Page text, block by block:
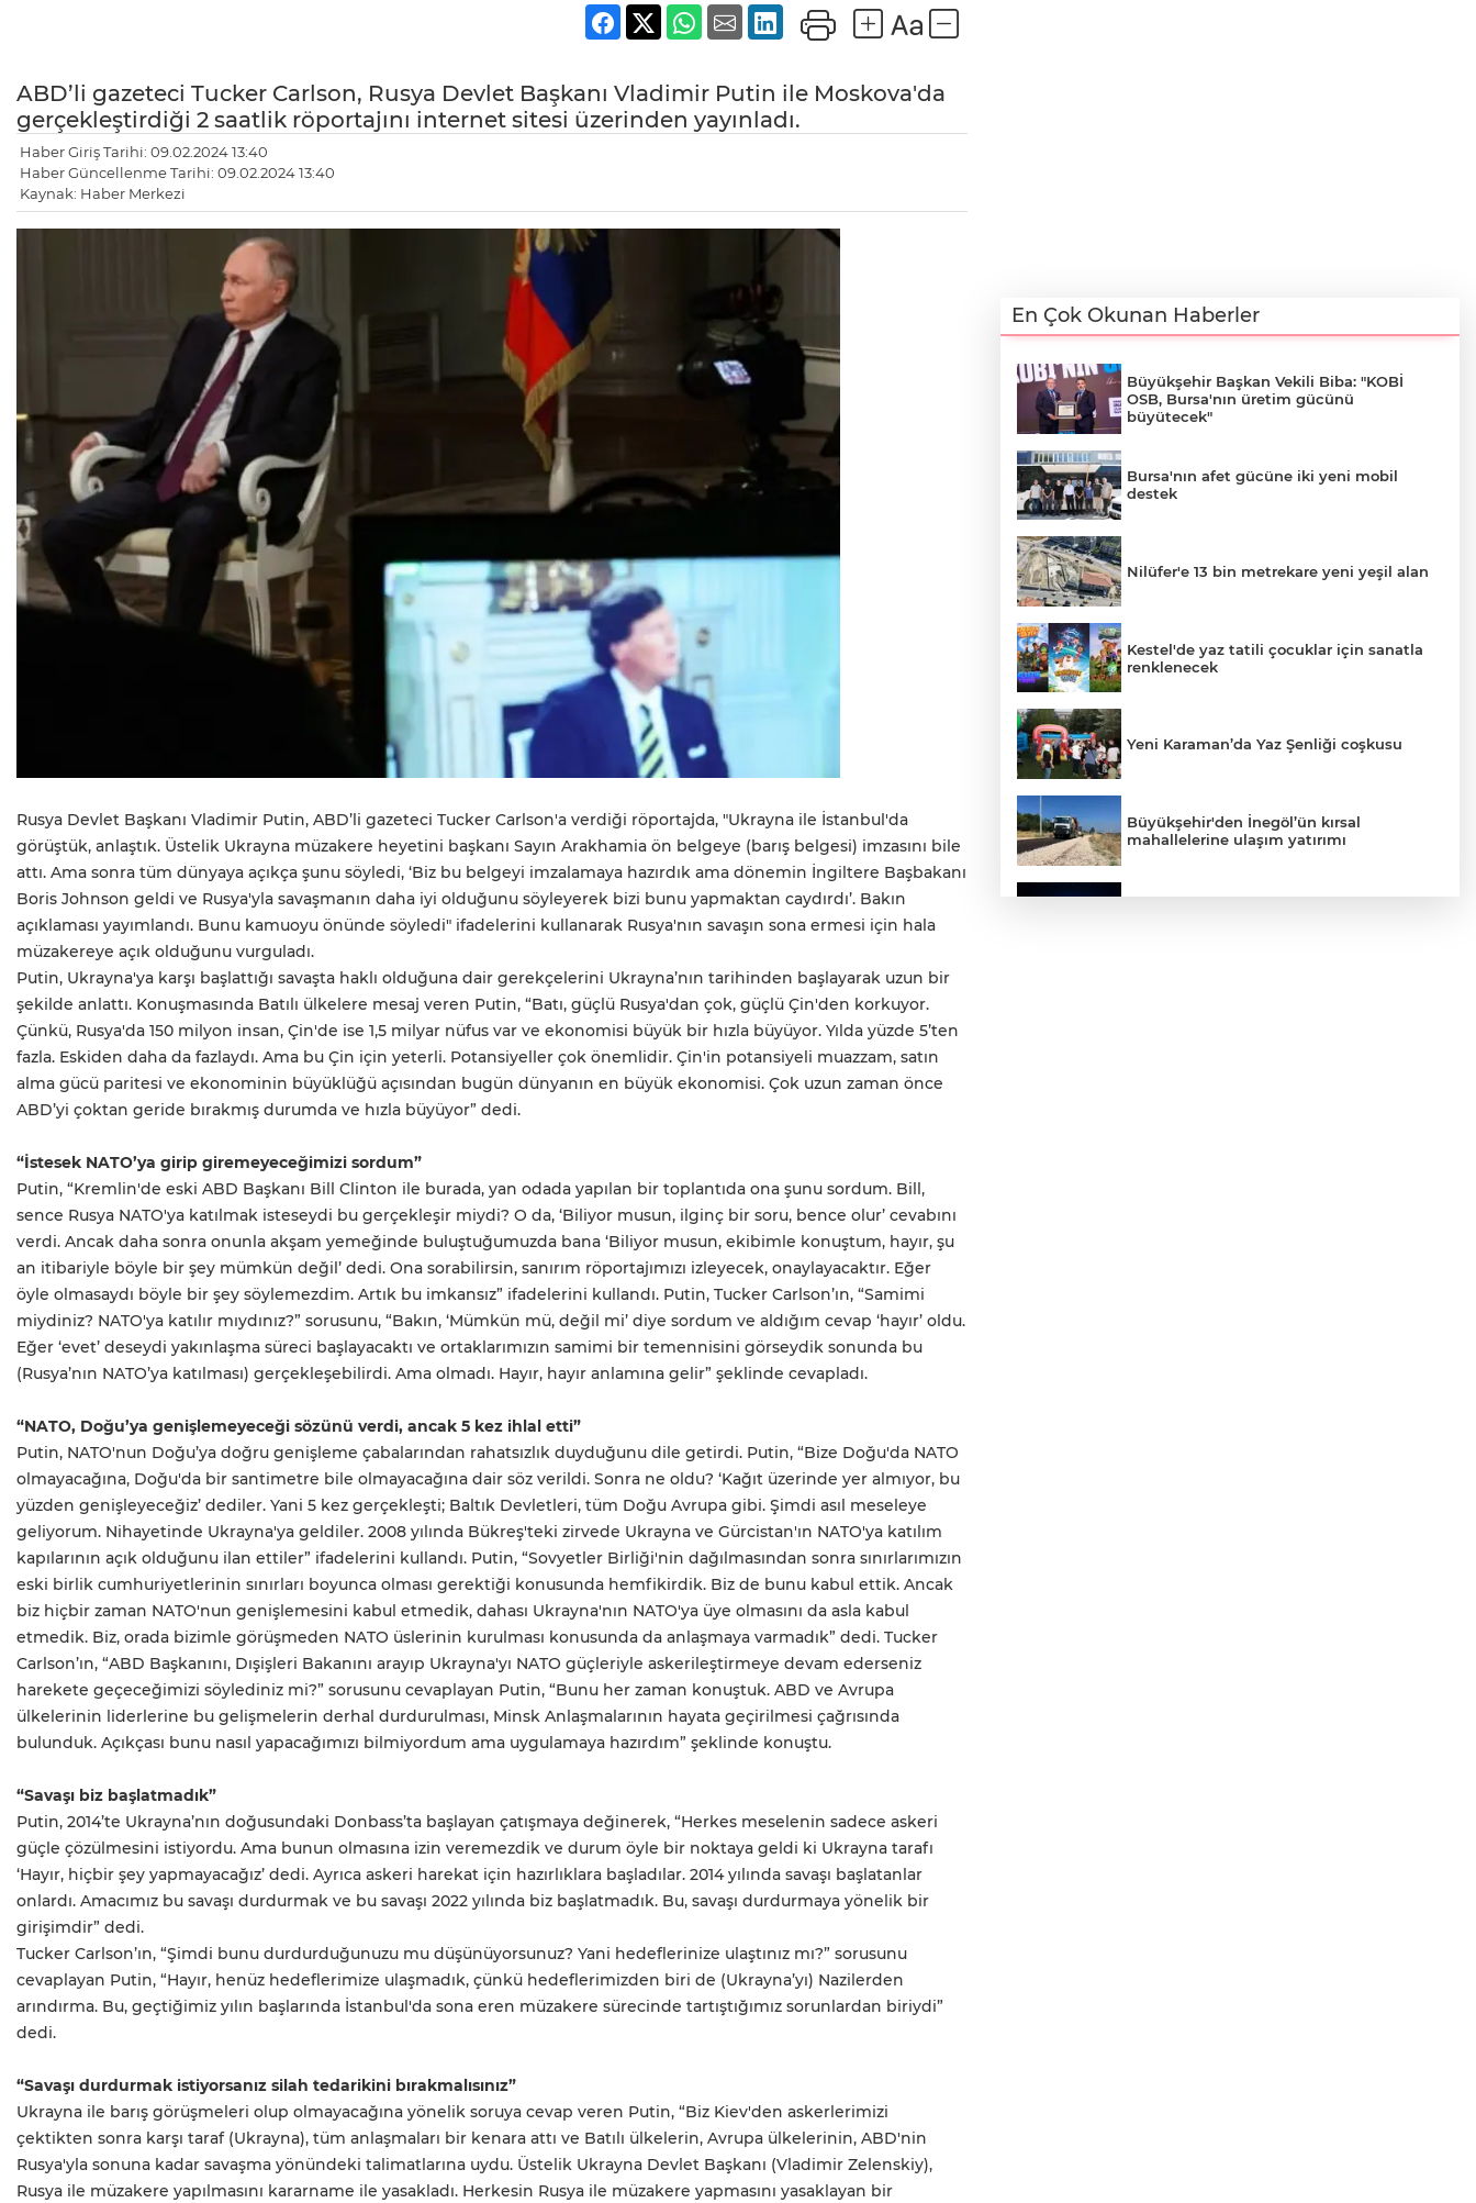
ABD’li gazeteci Tucker Carlson, Rusya Devlet Başkanı Vladimir Putin ile Moskova'da
gerçekleştirdiği 2 saatlik röportajını internet sitesi üzerinden yayınladı.
Haber Giriş Tarihi: 09.02.2024 13:40
Haber Güncellenme Tarihi: 09.02.2024 13:40
Kaynak: Haber Merkezi
Rusya Devlet Başkanı Vladimir Putin, ABD’li gazeteci Tucker Carlson'a verdiği röportajda, "Ukrayna ile İstanbul'da
görüştük, anlaştık. Üstelik Ukrayna müzakere heyetini başkanı Sayın Arakhamia ön belgeye (barış belgesi) imzasını bile
attı. Ama sonra tüm dünyaya açıkça şunu söyledi, ‘Biz bu belgeyi imzalamaya hazırdık ama dönemin İngiltere Başbakanı
Boris Johnson geldi ve Rusya'yla savaşmanın daha iyi olduğunu söyleyerek bizi bunu yapmaktan caydırdı’. Bakın
açıklaması yayımlandı. Bunu kamuoyu önünde söyledi" ifadelerini kullanarak Rusya'nın savaşın sona ermesi için hala
müzakereye açık olduğunu vurguladı.
Putin, Ukrayna'ya karşı başlattığı savaşta haklı olduğuna dair gerekçelerini Ukrayna’nın tarihinden başlayarak uzun bir
şekilde anlattı. Konuşmasında Batılı ülkelere mesaj veren Putin, “Batı, güçlü Rusya'dan çok, güçlü Çin'den korkuyor.
Çünkü, Rusya'da 150 milyon insan, Çin'de ise 1,5 milyar nüfus var ve ekonomisi büyük bir hızla büyüyor. Yılda yüzde 5’ten
fazla. Eskiden daha da fazlaydı. Ama bu Çin için yeterli. Potansiyeller çok önemlidir. Çin'in potansiyeli muazzam, satın
alma gücü paritesi ve ekonominin büyüklüğü açısından bugün dünyanın en büyük ekonomisi. Çok uzun zaman önce
ABD’yi çoktan geride bırakmış durumda ve hızla büyüyor” dedi.
“İstesek NATO’ya girip giremeyeceğimizi sordum”
Putin, “Kremlin'de eski ABD Başkanı Bill Clinton ile burada, yan odada yapılan bir toplantıda ona şunu sordum. Bill,
sence Rusya NATO'ya katılmak isteseydi bu gerçekleşir miydi? O da, ‘Biliyor musun, ilginç bir soru, bence olur’ cevabını
verdi. Ancak daha sonra onunla akşam yemeğinde buluştuğumuzda bana ‘Biliyor musun, ekibimle konuştum, hayır, şu
an itibariyle böyle bir şey mümkün değil’ dedi. Ona sorabilirsin, sanırım röportajımızı izleyecek, onaylayacaktır. Eğer
öyle olmasaydı böyle bir şey söylemezdim. Artık bu imkansız” ifadelerini kullandı. Putin, Tucker Carlson’ın, “Samimi
miydiniz? NATO'ya katılır mıydınız?” sorusunu, “Bakın, ‘Mümkün mü, değil mi’ diye sordum ve aldığım cevap ‘hayır’ oldu.
Eğer ‘evet’ deseydi yakınlaşma süreci başlayacaktı ve ortaklarımızın samimi bir temennisini görseydik sonunda bu
(Rusya’nın NATO’ya katılması) gerçekleşebilirdi. Ama olmadı. Hayır, hayır anlamına gelir” şeklinde cevapladı.
“NATO, Doğu’ya genişlemeyeceği sözünü verdi, ancak 5 kez ihlal etti”
Putin, NATO'nun Doğu’ya doğru genişleme çabalarından rahatsızlık duyduğunu dile getirdi. Putin, “Bize Doğu'da NATO
olmayacağına, Doğu'da bir santimetre bile olmayacağına dair söz verildi. Sonra ne oldu? ‘Kağıt üzerinde yer almıyor, bu
yüzden genişleyeceğiz’ dediler. Yani 5 kez gerçekleşti; Baltık Devletleri, tüm Doğu Avrupa gibi. Şimdi asıl meseleye
geliyorum. Nihayetinde Ukrayna'ya geldiler. 2008 yılında Bükreş'teki zirvede Ukrayna ve Gürcistan'ın NATO'ya katılım
kapılarının açık olduğunu ilan ettiler” ifadelerini kullandı. Putin, “Sovyetler Birliği'nin dağılmasından sonra sınırlarımızın
eski birlik cumhuriyetlerinin sınırları boyunca olması gerektiği konusunda hemfikirdik. Biz de bunu kabul ettik. Ancak
biz hiçbir zaman NATO'nun genişlemesini kabul etmedik, dahası Ukrayna'nın NATO'ya üye olmasını da asla kabul
etmedik. Biz, orada bizimle görüşmeden NATO üslerinin kurulması konusunda da anlaşmaya varmadık” dedi. Tucker
Carlson’ın, “ABD Başkanını, Dışişleri Bakanını arayıp Ukrayna'yı NATO güçleriyle askerileştirmeye devam ederseniz
harekete geçeceğimizi söylediniz mi?” sorusunu cevaplayan Putin, “Bunu her zaman konuştuk. ABD ve Avrupa
ülkelerinin liderlerine bu gelişmelerin derhal durdurulması, Minsk Anlaşmalarının hayata geçirilmesi çağrısında
bulunduk. Açıkçası bunu nasıl yapacağımızı bilmiyordum ama uygulamaya hazırdım” şeklinde konuştu.
“Savaşı biz başlatmadık”
Putin, 2014’te Ukrayna’nın doğusundaki Donbass’ta başlayan çatışmaya değinerek, “Herkes meselenin sadece askeri
güçle çözülmesini istiyordu. Ama bunun olmasına izin veremezdik ve durum öyle bir noktaya geldi ki Ukrayna tarafı
‘Hayır, hiçbir şey yapmayacağız’ dedi. Ayrıca askeri harekat için hazırlıklara başladılar. 2014 yılında savaşı başlatanlar
onlardı. Amacımız bu savaşı durdurmak ve bu savaşı 2022 yılında biz başlatmadık. Bu, savaşı durdurmaya yönelik bir
girişimdir” dedi.
Tucker Carlson’ın, “Şimdi bunu durdurduğunuzu mu düşünüyorsunuz? Yani hedeflerinize ulaştınız mı?” sorusunu
cevaplayan Putin, “Hayır, henüz hedeflerimize ulaşmadık, çünkü hedeflerimizden biri de (Ukrayna’yı) Nazilerden
arındırma. Bu, geçtiğimiz yılın başlarında İstanbul'da sona eren müzakere sürecinde tartıştığımız sorunlardan biriydi”
dedi.
“Savaşı durdurmak istiyorsanız silah tedarikini bırakmalısınız”
Ukrayna ile barış görüşmeleri olup olmayacağına yönelik soruya cevap veren Putin, “Biz Kiev'den askerlerimizi
çektikten sonra karşı taraf (Ukrayna), tüm anlaşmaları bir kenara attı ve Batılı ülkelerin, Avrupa ülkelerinin, ABD'nin
Rusya'yla sonuna kadar savaşma yönündeki talimatlarına uydu. Üstelik Ukrayna Devlet Başkanı (Vladimir Zelenskiy),
Rusya ile müzakere yapılmasını kararname ile yasakladı. Herkesin Rusya ile müzakere yapmasını yasaklayan bir
En Çok Okunan Haberler
Büyükşehir Başkan Vekili Biba: "KOBİ
OSB, Bursa'nın üretim gücünü
büyütecek"
Bursa'nın afet gücüne iki yeni mobil
destek
Nilüfer'e 13 bin metrekare yeni yeşil alan
Kestel'de yaz tatili çocuklar için sanatla
renklenecek
Yeni Karaman’da Yaz Şenliği coşkusu
Büyükşehir'den İnegöl’ün kırsal
mahallelerine ulaşım yatırımı